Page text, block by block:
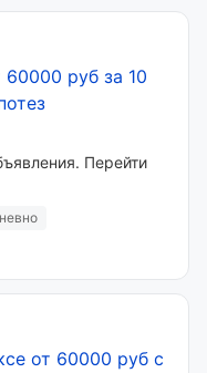
руб за 10
Перейти
от 60000 руб с